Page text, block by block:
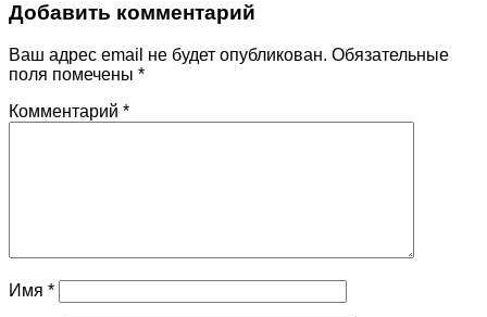
Добавить комментарий
Ваш адрес email не будет опубликован. Обязательные
поля помечены *
Комментарий *
Имя *